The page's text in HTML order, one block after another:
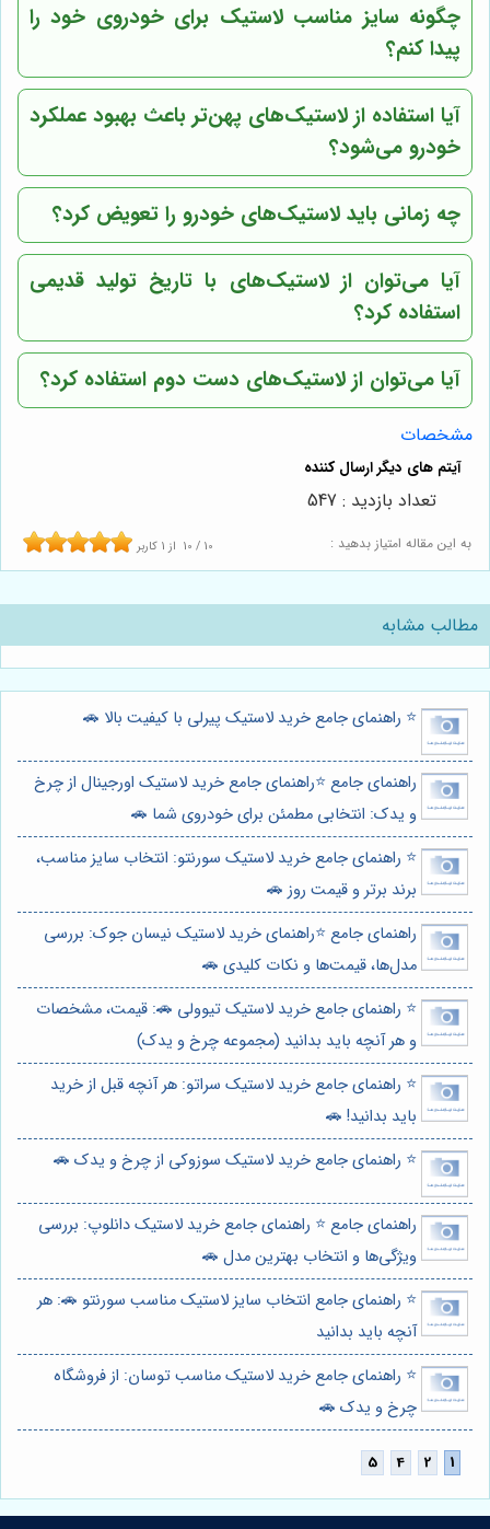
چگونه سایز مناسب لاستیک برای خودروی خود را
پیدا کنم؟
آیا استفاده از لاستیک‌های پهن‌تر باعث بهبود عملکرد
خودرو می‌شود؟
چه زمانی باید لاستیک‌های خودرو را تعویض کرد؟
آیا می‌توان از لاستیک‌های با تاریخ تولید قدیمی
استفاده کرد؟
آیا می‌توان از لاستیک‌های دست دوم استفاده کرد؟
مشخصات
به این مقاله امتیاز بدهید : 10 / 10 از 1 کاربر
تعداد بازدید : 547
مطالب مشابه
⭐️ راهنمای جامع خرید لاستیک پیرلی با کیفیت بالا 🚗
راهنمای جامع ⭐️راهنمای جامع خرید لاستیک اورجینال از چرخ
و یدک: انتخابی مطمئن برای خودروی شما 🚗
⭐️ راهنمای جامع خرید لاستیک سورنتو: انتخاب سایز مناسب،
برند برتر و قیمت روز 🚗
راهنمای جامع ⭐️راهنمای خرید لاستیک نیسان جوک: بررسی
مدل‌ها، قیمت‌ها و نکات کلیدی 🚗
⭐️ راهنمای جامع خرید لاستیک تیوولی 🚗: قیمت، مشخصات
و هر آنچه باید بدانید (مجموعه چرخ و یدک)
⭐️ راهنمای جامع خرید لاستیک سراتو: هر آنچه قبل از خرید
باید بدانید! 🚗
⭐️ راهنمای جامع خرید لاستیک سوزوکی از چرخ و یدک 🚗
راهنمای جامع ⭐️ راهنمای جامع خرید لاستیک دانلوپ: بررسی
ویژگی‌ها و انتخاب بهترین مدل 🚗
⭐️ راهنمای جامع انتخاب سایز لاستیک مناسب سورنتو 🚗: هر
آنچه باید بدانید
⭐️ راهنمای جامع خرید لاستیک مناسب توسان: از فروشگاه
چرخ و یدک 🚗